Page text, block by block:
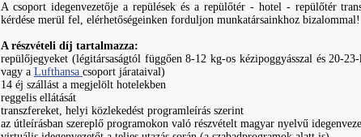
A csoport idegenvezetője a repülések és a repülőtér - hotel - repülőtér
kérdése merül fel, elérhetőségeinken forduljon munkatársainkhoz bizalommal!
A részvételi díj tartalmazza:
repülőjegyeket (légitársaságtól függően 8-12 kg-os kézipoggyásszal és 20-
vagy a Lufthansa csoport járataival)
14 éj szállást a megjelölt hotelekben
reggelis ellátását
transzfereket, helyi közlekedést programleírás szerint
az útleírásban szereplő programokon való részvételt magyar nyelvű